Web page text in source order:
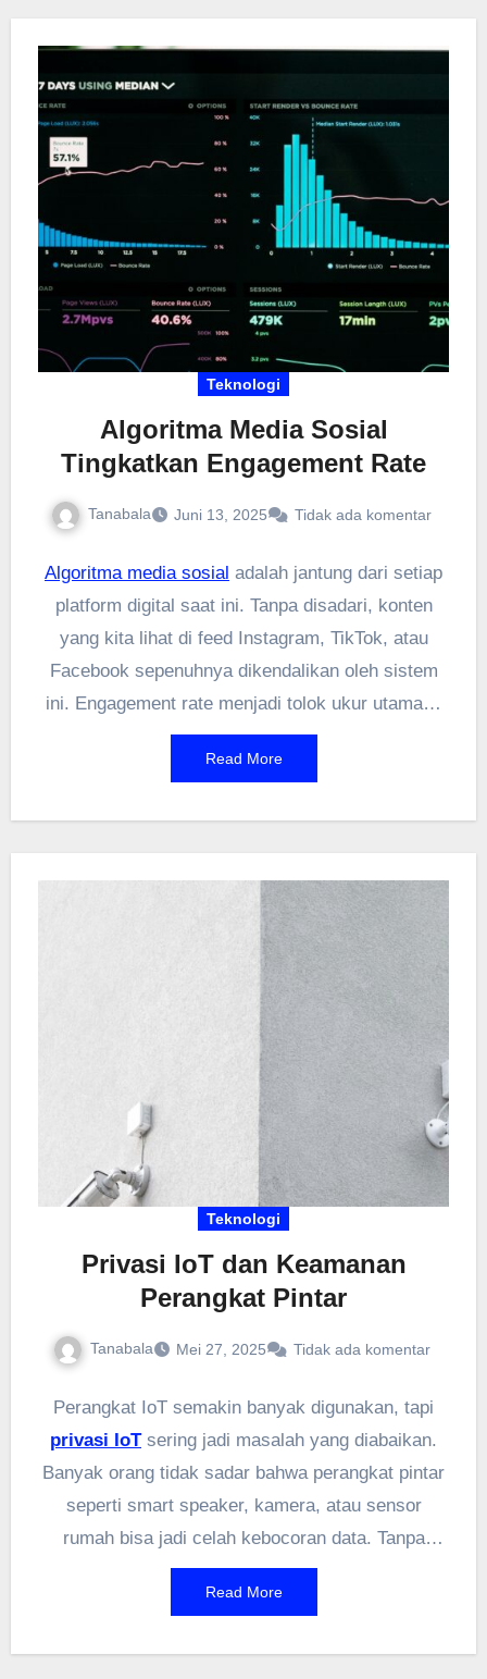
cara mengamankan perangkat agar tidak mudah
diretas atau disalahgunakan oleh pihak yang tidak
bertanggung jawab.
Teknologi
Algoritma Media Sosial
Tingkatkan Engagement Rate
Tanabala Juni 13, 2025 Tidak ada komentar
Algoritma media sosial adalah jantung dari setiap
platform digital saat ini. Tanpa disadari, konten
yang kita lihat di feed Instagram, TikTok, atau
Facebook sepenuhnya dikendalikan oleh sistem
ini. Engagement rate menjadi tolok ukur utama—
semakin tinggi interaksi, semakin besar
jangkauan. Tapi bagaimana cara kerjanya?
kreator, memahami mekanisme ini penting agar
konten tidak tenggelam. Mari kupas lebih dalam
cara memanfaatkan algoritma untuk meningkatkan
engagement tanpa harus terjebak dalam
permainan angka semata.
Read More
Teknologi
Privasi IoT dan Keamanan
Perangkat Pintar
Tanabala Mei 27, 2025 Tidak ada komentar
Perangkat IoT semakin banyak digunakan, tapi
privasi IoTsering jadi masalah yang diabaikan.
Banyak orang tidak sadar bahwa perangkat pintar
seperti smart speaker, kamera, atau sensor
rumah bisa jadi celah kebocoran data. Tanpa
pengamanan yang tepat, informasi pribadi bisa
bocor atau disalahgunakan. Mulai dari data lokasi,
Read More